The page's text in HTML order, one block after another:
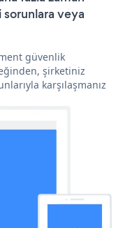
sorunlara veya
güvenlik
şirketiniz
karşılaşmanız